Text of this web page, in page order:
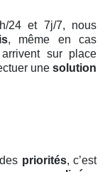
24 et 7j/7, nous
, même en cas
sur place
une solution
priorités, c’est